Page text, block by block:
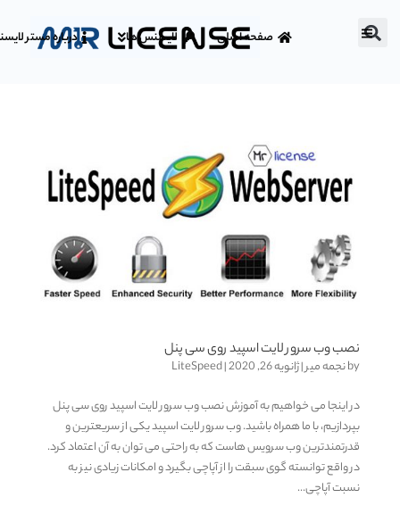
صفحه اصلی لایسنس ها درباره مستر
نصب وب سرور لایت اسپید روی سی پنل
byنجمه میر|ژانویه 26, 2020 |
LiteSpeed
در اینجا می خواهیم به آموزش نصب وب سرور لایت اسپید روی سی پنل
بپردازیم، با ما همراه باشید. وب سرور لایت اسپید یکی از سریعترین و
قدرتمندترین وب سرویس هاست که به راحتی می توان به آن اعتماد کرد.
در واقع توانسته گوی سبقت را از آپاچی بگیرد و امکانات زیادی نیز به
نسبت آپاچی...